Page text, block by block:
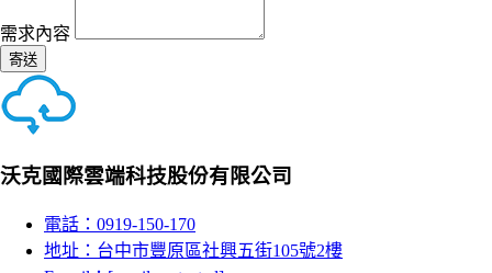
需求內容
寄送
沃克國際雲端科技股份有限公司
電話：0919-150-170
地址：台中市豐原區社興五街105號2樓